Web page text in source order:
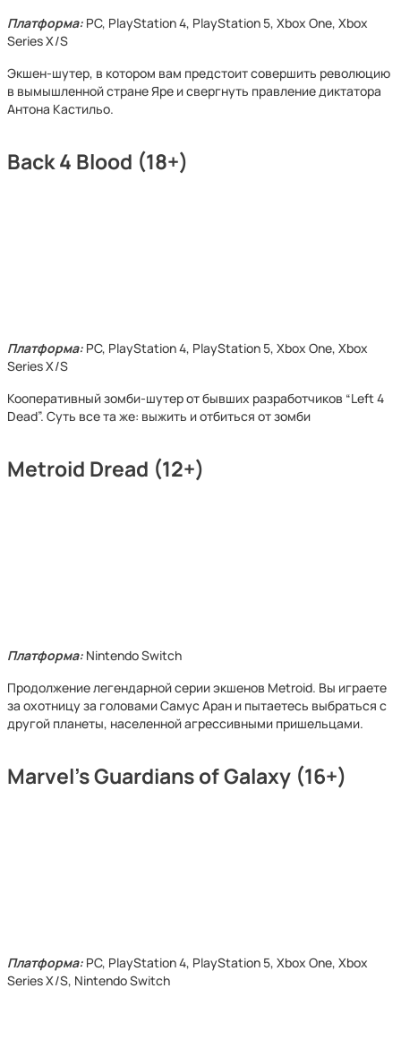
Платформа: PC, PlayStation 4, PlayStation 5, Xbox One, Xbox
Series X/S
Экшен-шутер, в котором вам предстоит совершить революцию
в вымышленной стране Яре и свергнуть правление диктатора
Антона Кастильо.
Back 4 Blood (18+)
Платформа: PC, PlayStation 4, PlayStation 5, Xbox One, Xbox
Series X/S
Кооперативный зомби-шутер от бывших разработчиков “Left 4
Dead”. Суть все та же: выжить и отбиться от зомби
Metroid Dread (12+)
Платформа: Nintendo Switch
Продолжение легендарной серии экшенов Metroid. Вы играете
за охотницу за головами Самус Аран и пытаетесь выбраться с
другой планеты, населенной агрессивными пришельцами.
Marvel’s Guardians of Galaxy (16+)
Платформа: PC, PlayStation 4, PlayStation 5, Xbox One, Xbox
Series X/S, Nintendo Switch